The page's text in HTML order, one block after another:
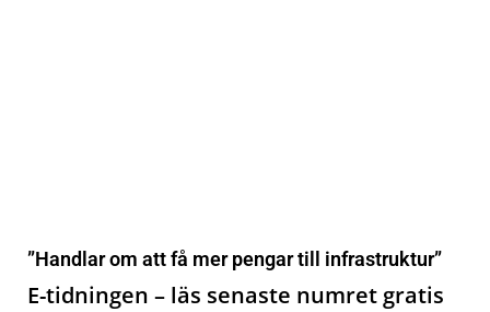
”Handlar om att få mer pengar till infrastruktur”
E-tidningen – läs senaste numret gratis